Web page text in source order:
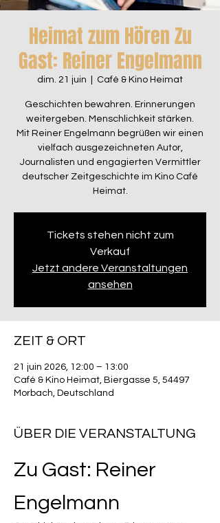
Heimat zum Hören Zu
Gast: Reiner Engelmann
dim. 21 juin Café & Kino Heimat
Geschichten bewahren. Erinnerungen
weitergeben. Menschlichkeit stärken.
Mit Reiner Engelmann begrüßen wir einen
vielfach ausgezeichneten Autor,
Journalisten und engagierten Vermittler
deutscher Zeitgeschichte im Kino Café
Heimat.
Tickets stehen nicht zum
Verkauf
Jetzt andere Veranstaltungen
ansehen
ZEIT & ORT
21 juin 2026, 12:00 – 13:00
Café & Kino Heimat, Biergasse 5, 54497
Morbach, Deutschland
ÜBER DIE VERANSTALTUNG
Zu Gast: Reiner
Engelmann